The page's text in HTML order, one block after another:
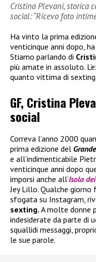
Cristina Plevani, storica
social: “Ricevo foto
Ha vinto la prima
venticinque anni dopo,
Stiamo parlando di
più amate in assoluto.
quanto vittima di
GF, Cristina
social
Correva l’anno 2000
prima edizione del
e all’indimenticabile
venticinque anni dopo
imporsi anche all’Isola
Jey Lillo. Qualche giorno
sfogata su Instagram,
sexting. A molte donne
indesiderate da parte di
squallidi messaggi,
le sue parole.